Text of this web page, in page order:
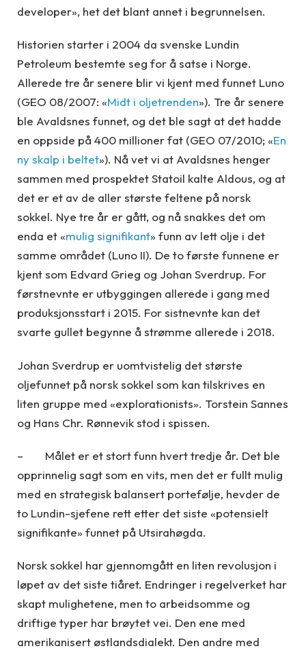
developer», het det blant annet i begrunnelsen.
Historien starter i 2004 da svenske Lundin
Petroleum bestemte seg for å satse i Norge.
Allerede tre år senere blir vi kjent med funnet Luno
(GEO 08/2007: «Midt i oljetrenden»). Tre år senere
ble Avaldsnes funnet, og det ble sagt at det hadde
en oppside på 400 millioner fat (GEO 07/2010; «En
ny skalp i beltet»). Nå vet vi at Avaldsnes henger
sammen med prospektet Statoil kalte Aldous, og at
det er et av de aller største feltene på norsk
sokkel. Nye tre år er gått, og nå snakkes det om
enda et «mulig signifikant» funn av lett olje i det
samme området (Luno II). De to første funnene er
kjent som Edvard Grieg og Johan Sverdrup. For
førstnevnte er utbyggingen allerede i gang med
produksjonsstart i 2015. For sistnevnte kan det
svarte gullet begynne å strømme allerede i 2018.
Johan Sverdrup er uomtvistelig det største
oljefunnet på norsk sokkel som kan tilskrives en
liten gruppe med «explorationists». Torstein Sannes
og Hans Chr. Rønnevik stod i spissen.
– Målet er et stort funn hvert tredje år. Det ble
opprinnelig sagt som en vits, men det er fullt mulig
med en strategisk balansert portefølje, hevder de
to Lundin-sjefene rett etter det siste «potensielt
signifikante» funnet på Utsirahøgda.
Norsk sokkel har gjennomgått en liten revolusjon i
løpet av det siste tiåret. Endringer i regelverket har
skapt mulighetene, men to arbeidsomme og
driftige typer har brøytet vei. Den ene med
amerikanisert østlandsdialekt. Den andre med